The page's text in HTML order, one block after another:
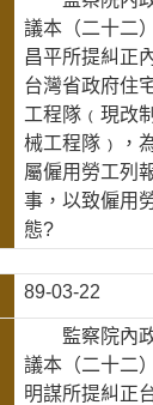
議本（二十二
昌平所提糾正
台灣省政府住
工程隊﹙現改
械工程隊﹚，
屬僱用勞工列
事，以致僱用
態?
89-03-22
監察院內政
議本（二十二
明謀所提糾正